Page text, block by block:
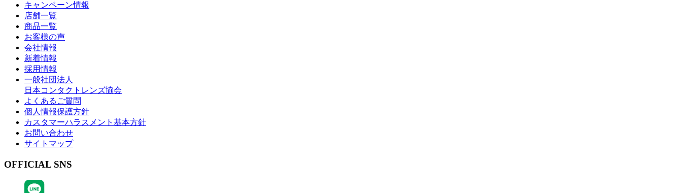
キャンペーン情報
店舗一覧
商品一覧
お客様の声
会社情報
新着情報
採用情報
一般社団法人
日本コンタクトレンズ協会
よくあるご質問
個人情報保護方針
カスタマーハラスメント基本方針
お問い合わせ
サイトマップ
OFFICIAL SNS